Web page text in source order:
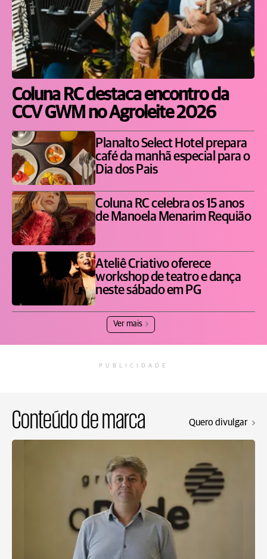
Coluna RC destaca encontro da
CCV GWM no Agroleite 2026
Planalto Select Hotel prepara
café da manhã especial para o
Dia dos Pais
Coluna RC celebra os 15 anos
de Manoela Menarim Requião
Ateliê Criativo oferece
workshop de teatro e dança
neste sábado em PG
Ver mais
PUBLICIDADE
Conteúdo de marca Quero divulgar